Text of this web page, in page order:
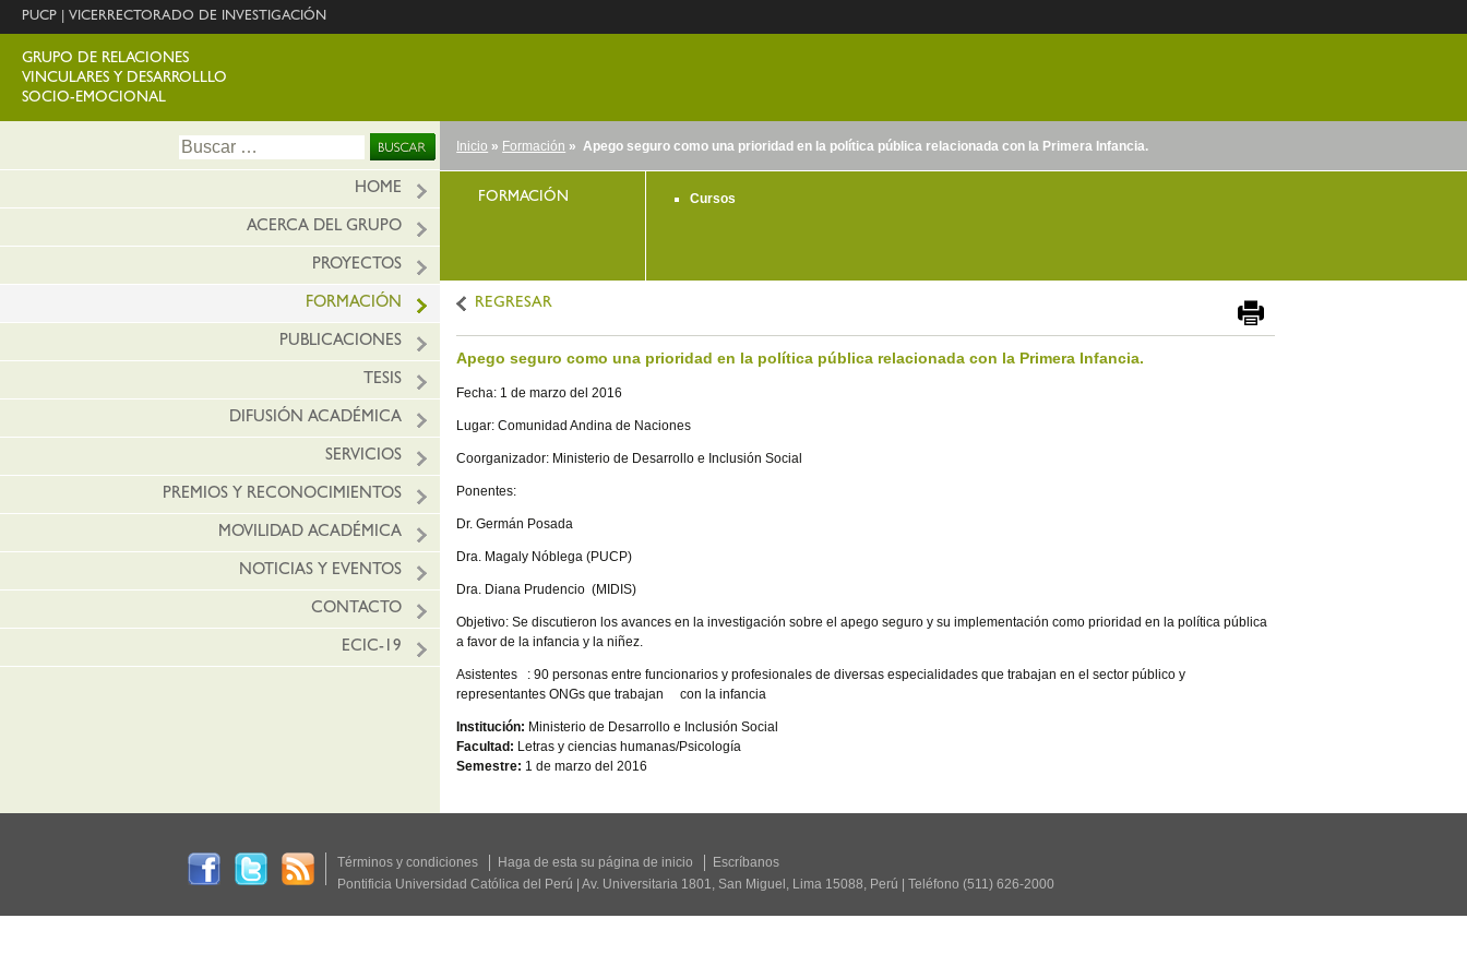
PUCP VICERRECTORADO DE INVESTIGACIÓN
GRUPO DE RELACIONES
VINCULARES Y DESARROLLLO
SOCIO-EMOCIONAL
Buscar:
HOME
ACERCA DEL GRUPO
PROYECTOS
FORMACIÓN
PUBLICACIONES
TESIS
DIFUSIÓN ACADÉMICA
SERVICIOS
PREMIOS Y RECONOCIMIENTOS
MOVILIDAD ACADÉMICA
NOTICIAS Y EVENTOS
CONTACTO
ECIC-19
Inicio » Formación » Apego seguro como una prioridad en la política pública relacionada con la Primera Infancia.
FORMACIÓN Cursos
REGRESAR
Apego seguro como una prioridad en la política pública relacionada con la Primera Infancia.
Fecha: 1 de marzo del 2016
Lugar: Comunidad Andina de Naciones
Coorganizador: Ministerio de Desarrollo e Inclusión Social
Ponentes:
Dr. Germán Posada
Dra. Magaly Nóblega (PUCP)
Dra. Diana Prudencio (MIDIS)
Objetivo: Se discutieron los avances en la investigación sobre el apego seguro y su implementación como prioridad en la política pública
a favor de la infancia y la niñez.
Asistentes : 90 personas entre funcionarios y profesionales de diversas especialidades que trabajan en el sector público y
representantes ONGs que trabajan con la infancia
Institución: Ministerio de Desarrollo e Inclusión Social
Facultad: Letras y ciencias humanas/Psicología
Semestre: 1 de marzo del 2016
Términos y condiciones Haga de esta su página de inicio
Escríbanos
Pontificia Universidad Católica del Perú | Av. Universitaria 1801, San Miguel, Lima 15088, Perú | Teléfono (511) 626-2000